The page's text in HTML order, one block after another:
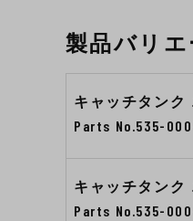
製品バリエ
キャッチタンク
Parts No.535-
キャッチタンク
Parts No.535-